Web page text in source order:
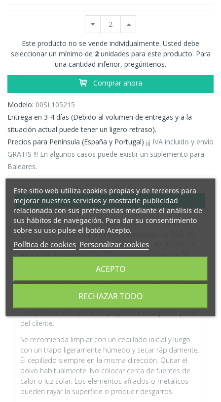
Este producto no se vende individualmente. Usted debe
seleccionar un mínimo de 2unidades para este producto. Para
una cantidad inferior, pregúntenos.
Comprar ahora
Modelo: 00SL105215
Entrega en 3-4 días (Debido al volumen de entregas y a la
situación actual puede tener un ligero retraso).
Precios para Península (España y Portugal) ¡¡¡ IVA incluido y envío
GRATIS !!! En algunos casos puede existir un suplemento para
Baleares.
MÁS INFORMACIÓN
Las medidas son: 41 cm. de ancho x 41 cm. de fondo y
81-101 cm. de alto. La altura del asiento es de 59,5-80
cm., tiene un fondo de 32 cm. y un ancho de 36 cm. La
altura del respaldo es de 23 cm. y su ancho es de 26
cm. La altura del suelo al reposapies es de 18,5-39 cm.
taburete es de 4,5 kg. y admite un peso de carga de 90
del cliente.
Se recomienda limpiar con un cepillado inicial y luego
con un trapo ligeramente húmedo y secar rápidamente.
El cepillado siempre en la misma dirección. Quitar el
polvo habitualmente. No colocar cerca de fuentes de
calor o luz solar. Los elementos afilados o metálicos
pueden rayar la superficie o producir desgarros.
Este sitio web utiliza cookies propias y de terceros para
mejorar nuestros servicios y mostrarle publicidad
relacionada con sus preferencias mediante el análisis de
sus hábitos de navegación. Para dar su consentimiento
sobre su uso pulse el botón Acepto.
Política de cookies Personalizar cookies
RECHAZAR TODO
ACEPTO